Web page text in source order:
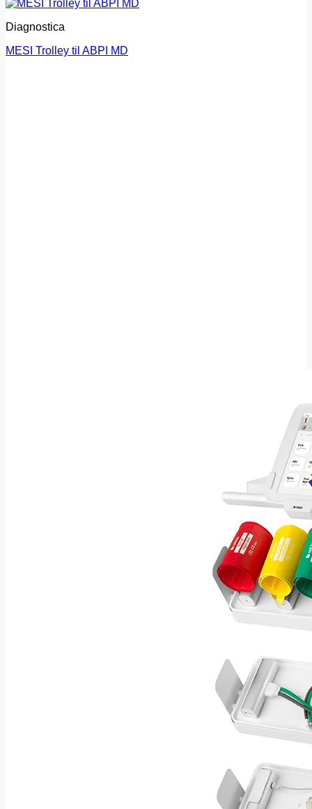
Diagnostica
MESI Trolley til ABPI MD